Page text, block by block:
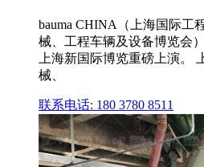
bauma CHINA（上海国际工
械、工程车辆及设备博览会
上海新国际博览重磅上演。
械、
联系电话: 180 3780 8511